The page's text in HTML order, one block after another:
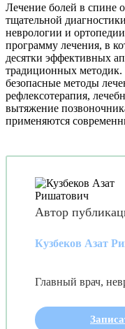
Лечение болей в спине
тщательной
неврологии и
программу лечения, в
десятки эффективных
традиционных методик.
безопасные методы
рефлексотерапия,
вытяжение
применяются
Автор
Кузбеков Азат
Главный врач,